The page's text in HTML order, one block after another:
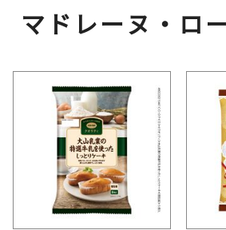
マドレーヌ・ロ